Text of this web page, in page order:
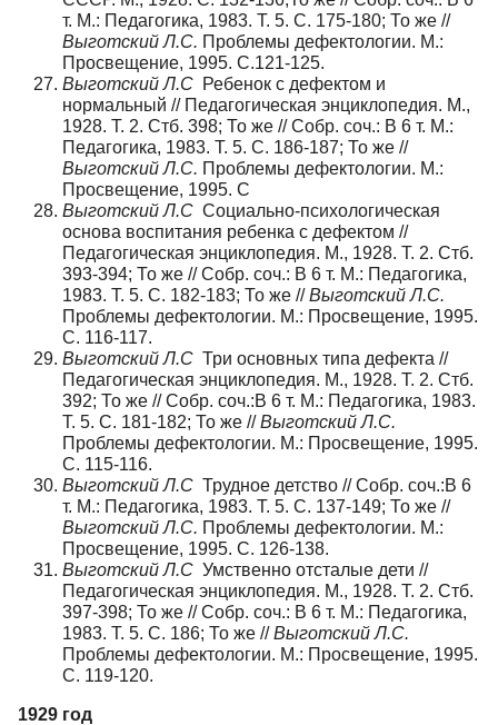
т. М.: Педагогика, 1983. Т. 5. С. 175-180; То же //
Выготский Л.С. Проблемы дефектологии. М.:
Просвещение, 1995. С.121-125.
Выготский Л.С Ребенок с дефектом и
нормальный // Педагогическая энциклопедия. М.,
1928. Т. 2. Стб. 398; То же // Собр. соч.: В 6 т. М.:
Педагогика, 1983. Т. 5. С. 186-187; То же //
Выготский Л.С. Проблемы дефектологии. М.:
Просвещение, 1995. С
Выготский Л.С Социально-психологическая
основа воспитания ребенка с дефектом //
Педагогическая энциклопедия. М., 1928. Т. 2. Стб.
393-394; То же // Собр. соч.: В 6 т. М.: Педагогика,
1983. Т. 5. С. 182-183; То же //Выготский Л.С.
Проблемы дефектологии. М.: Просвещение, 1995.
С. 116-117.
Выготский Л.С Три основных типа дефекта //
Педагогическая энциклопедия. М., 1928. Т. 2. Стб.
392; То же // Собр. соч.:В 6 т. М.: Педагогика, 1983.
Т. 5. С. 181-182; То же //Выготский Л.С.
Проблемы дефектологии. М.: Просвещение, 1995.
С. 115-116.
Выготский Л.С Трудное детство // Собр. соч.:В 6
т. М.: Педагогика, 1983. Т. 5. С. 137-149; То же //
Выготский Л.С. Проблемы дефектологии. М.:
Просвещение, 1995. С. 126-138.
Выготский Л.С Умственно отсталые дети //
Педагогическая энциклопедия. М., 1928. Т. 2. Стб.
397-398; То же // Собр. соч.: В 6 т. М.: Педагогика,
1983. Т. 5. С. 186; То же //Выготский Л.С.
Проблемы дефектологии. М.: Просвещение, 1995.
С. 119-120.
1929 год